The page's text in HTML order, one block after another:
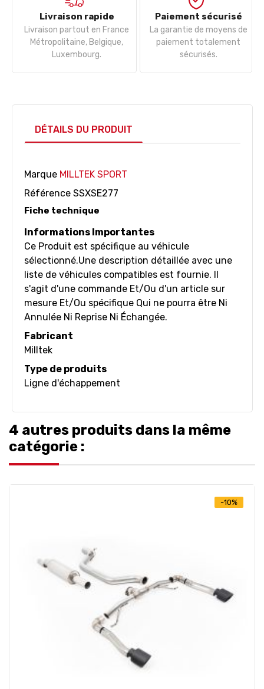
Livraison rapide
Livraison partout en France
Métropolitaine, Belgique,
Luxembourg.
Paiement sécurisé
La garantie de moyens de
paiement totalement
sécurisés.
DÉTAILS DU PRODUIT
Marque MILLTEK SPORT
Référence SSXSE277
Fiche technique
Informations Importantes
Ce Produit est spécifique au véhicule
sélectionné.Une description détaillée avec une
liste de véhicules compatibles est fournie. Il
s'agit d'une commande Et/Ou d'un article sur
mesure Et/Ou spécifique Qui ne pourra être Ni
Annulée Ni Reprise Ni Échangée.
Fabricant
Milltek
Type de produits
Ligne d'échappement
4 autres produits dans la même
catégorie :
-10%